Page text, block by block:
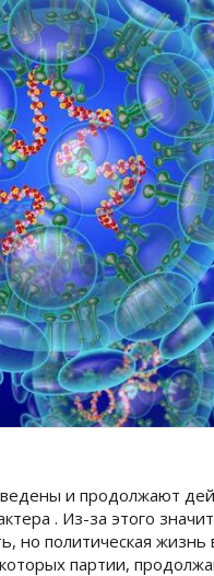
и продолжают
. Из-за этого
но политическая жизнь
партии,